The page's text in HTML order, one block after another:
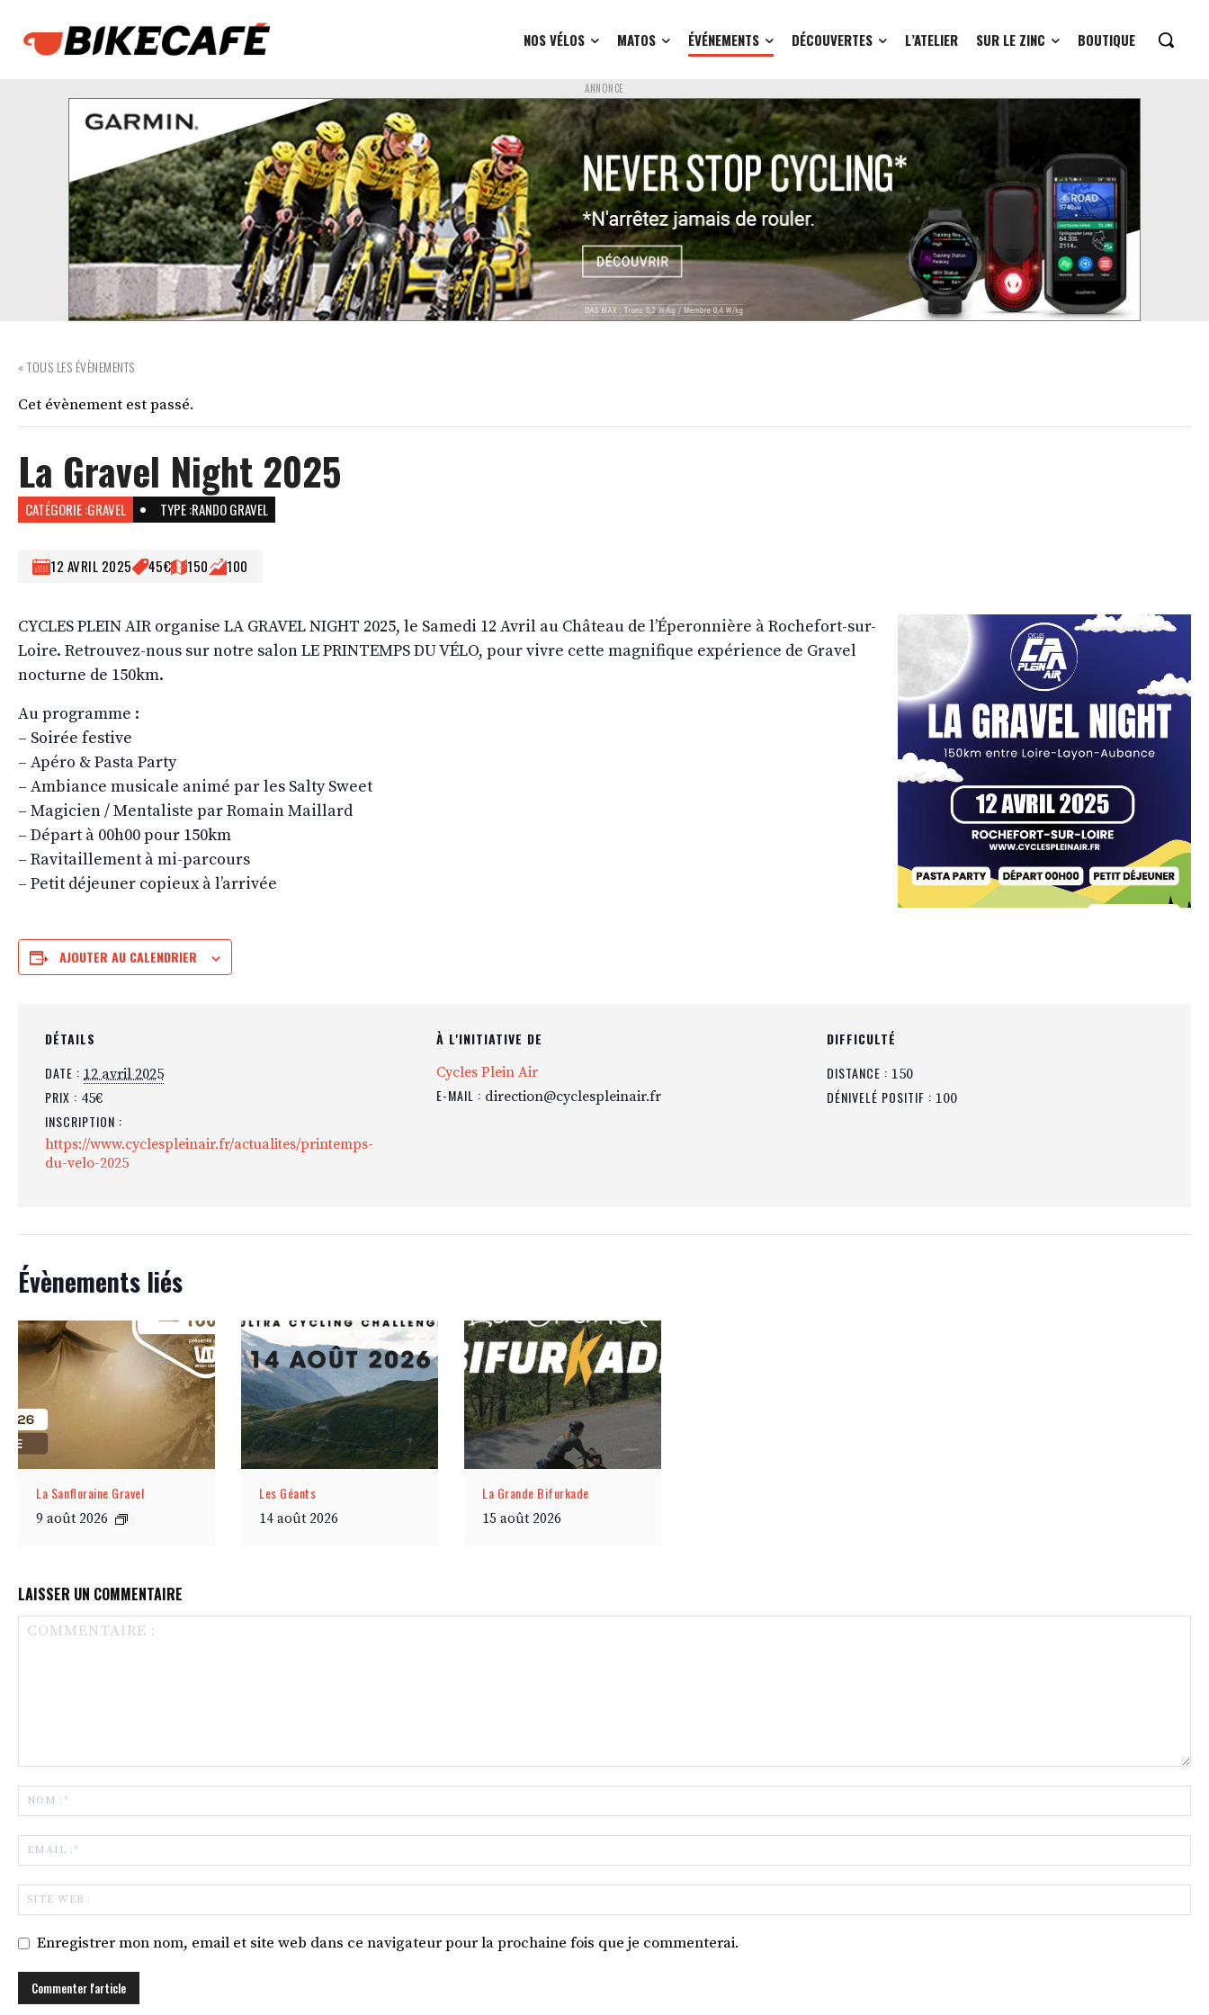
NOS VÉLOS MATOS ÉVÉNEMENTS DÉCOUVERTES L’ATELIER SUR LE ZINC BOUTIQUE
ANNONCE
« TOUS LES ÉVÈNEMENTS
Cet évènement est passé.
La Gravel Night 2025
CATÉGORIE :GRAVEL TYPE :RANDO GRAVEL
12 AVRIL 2025 45€ 150 100
CYCLES PLEIN AIR organise LA GRAVEL NIGHT 2025, le Samedi 12 Avril au Château de l’Éperonnière à Rochefort-sur-
Loire. Retrouvez-nous sur notre salon LE PRINTEMPS DU VÉLO, pour vivre cette magnifique expérience de Gravel
nocturne de 150km.
Au programme :
– Soirée festive
– Apéro & Pasta Party
– Ambiance musicale animé par les Salty Sweet
– Magicien / Mentaliste par Romain Maillard
– Départ à 00h00 pour 150km
– Ravitaillement à mi-parcours
– Petit déjeuner copieux à l’arrivée
AJOUTER AU CALENDRIER
DÉTAILS
DATE : 12 avril 2025
PRIX : 45€
INSCRIPTION :
https://www.cyclespleinair.fr/actualites/printemps-
du-velo-2025
À L'INITIATIVE DE
Cycles Plein Air
E-MAIL : direction@cyclespleinair.fr
DIFFICULTÉ
DISTANCE : 150
DÉNIVELÉ POSITIF : 100
Évènements liés
La Sanfloraine Gravel
9 août 2026
Les Géants
14 août 2026
La Grande Bifurkade
15 août 2026
LAISSER UN COMMENTAIRE
Enregistrer mon nom, email et site web dans ce navigateur pour la prochaine fois que je commenterai.